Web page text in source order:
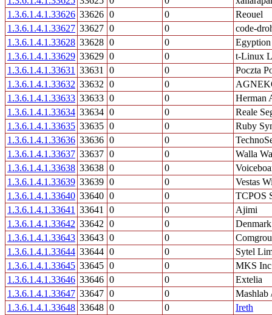
1.3.6.1.4.1.33626 33626 0 0
Reouel
1.3.6.1.4.1.33627 33627 0 0
code-
1.3.6.1.4.1.33628 33628 0 0
1.3.6.1.4.1.33629 33629 0 0
t-Linux
1.3.6.1.4.1.33631 33631 0 0
Poczta
1.3.6.1.4.1.33632 33632 0 0
1.3.6.1.4.1.33633 33633 0 0
Herman
1.3.6.1.4.1.33634 33634 0 0
Reale
1.3.6.1.4.1.33635 33635 0 0
Ruby
1.3.6.1.4.1.33636 33636 0 0
1.3.6.1.4.1.33637 33637 0 0
Walla
1.3.6.1.4.1.33638 33638 0 0
1.3.6.1.4.1.33639 33639 0 0
Vestas
1.3.6.1.4.1.33640 33640 0 0
TCPOS
1.3.6.1.4.1.33641 33641 0 0
Ajimi
1.3.6.1.4.1.33642 33642 0 0
1.3.6.1.4.1.33643 33643 0 0
1.3.6.1.4.1.33644 33644 0 0
Sytel
1.3.6.1.4.1.33645 33645 0 0
MKS
1.3.6.1.4.1.33646 33646 0 0
Extelia
1.3.6.1.4.1.33647 33647 0 0
Mashlab
1.3.6.1.4.1.33648 33648 0 0
Ireth